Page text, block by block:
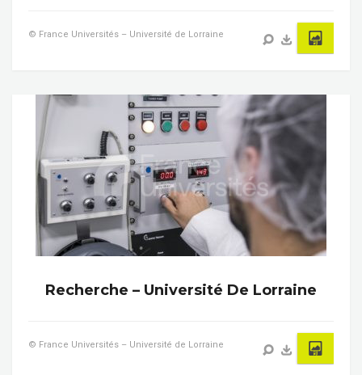
© France Universités – Université de Lorraine
Recherche – Université De Lorraine
© France Universités – Université de Lorraine